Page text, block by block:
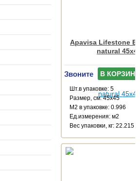
Apavisa Lifestone
natural
Звоните В КОРЗИНУ
Шт.в упаковке: 5
Размер, см: 45x45
М2 в упаковке: 0.996
Ед.измерения: м2
Веc упаковки, кг: 22.215